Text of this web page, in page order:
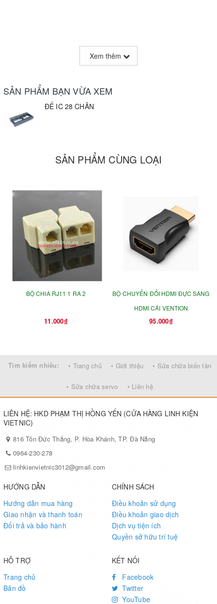
Xem thêm
SẢN PHẨM BẠN VỪA XEM
ĐẾ IC 28 CHÂN
SẢN PHẨM CÙNG LOẠI
BỘ CHIA RJ11 1 RA 2
11.000₫
BỘ CHUYỂN ĐỔI HDMI ĐỰC SANG
HDMI CÁI VENTION
95.000₫
Tìm kiếm nhiều: • Trang chủ • Giới thiệu • Sửa chữa biến tần
• Sửa chữa servo • Liên hệ
LIÊN HỆ: HKD PHẠM THỊ HỒNG YẾN (CỬA HÀNG LINH KIỆN
VIETNIC)
816 Tôn Đức Thắng, P. Hòa Khánh, TP. Đà Nẵng
0964-230-278
linhkienvietnic3012@gmail.com
HƯỚNG DẪN
Hướng dẫn mua hàng
Giao nhận và thanh toán
Đổi trả và bảo hành
CHÍNH SÁCH
Điều khoản sử dụng
Điều khoản giao dịch
Dịch vụ tiện ích
Quyền sở hữu trí tuệ
HỖ TRỢ
Trang chủ
Bản đồ
KẾT NỐI
Facebook
Twitter
YouTube